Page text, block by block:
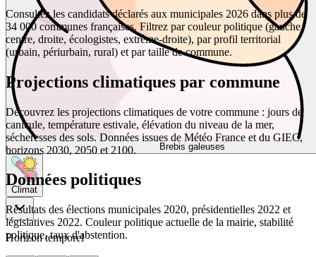
Brebis galeuses
Climat
Horizon temporel
Consultez les candidats déclarés aux municipales 2026 dans plus de
34 000 communes françaises. Filtrez par couleur politique (gauche,
centre, droite, écologistes, extrême-droite), par profil territorial
(urbain, périurbain, rural) et par taille de commune.
Projections climatiques par commune
Découvrez les projections climatiques de votre commune : jours de
canicule, température estivale, élévation du niveau de la mer,
sécheresses des sols. Données issues de Météo France et du GIEC,
horizons 2030, 2050 et 2100.
Données politiques
Résultats des élections municipales 2020, présidentielles 2022 et
législatives 2022. Couleur politique actuelle de la mairie, stabilité
politique, taux d'abstention.